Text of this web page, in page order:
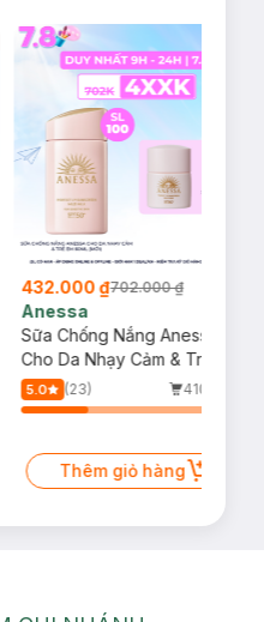
432.000 ₫702.000 ₫
Anessa
Sữa Chống Nắng Anessa
Cho Da Nhạy Cảm & Trẻ Em
60ml (Mới)
5.0 (23)
410/tháng
Thêm giỏ hàng